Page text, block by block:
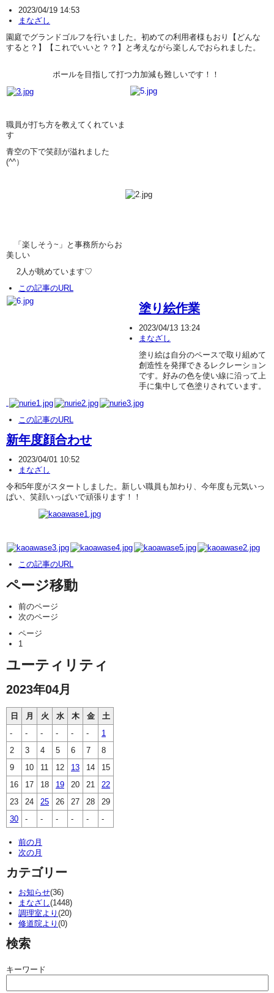
2023/04/19 14:53
まなざし
園庭でグランドゴルフを行いました。初めての利用者様もおり【どんな
すると？】【これでいいと？？】と考えながら楽しんでおられました。
ポールを目指して打つ力加減も難しいです！！
職員が打ち方を教えてくれていま
す
青空の下で笑顔が溢れました
(^^）
「楽しそう~」と事務所からお
美しい
2人が眺めています♡
この記事のURL
塗り絵作業
2023/04/13 13:24
まなざし
塗り絵は自分のペースで取り組めて
創造性を発揮できるレクレーション
です。好みの色を使い線に沿って上
手に集中して色塗りされています。
この記事のURL
新年度顔合わせ
2023/04/01 10:52
まなざし
令和5年度がスタートしました。新しい職員も加わり、今年度も元気いっ
ぱい、笑顔いっぱいで頑張ります！！
この記事のURL
ページ移動
前のページ
次のページ
ページ
1
ユーティリティ
2023年04月
日 月 火 水 木 金
土
-
- - - - -
1
2
3 4 5 6 7
8
9
10 11 12 13 14
15
16
17 18 19 20 21
22
23
24 25 26 27 28
29
30
- - - - - -
前の月
次の月
カテゴリー
お知らせ(36)
まなざし(1448)
調理室より (20)
修道院より (0)
検索
キーワード